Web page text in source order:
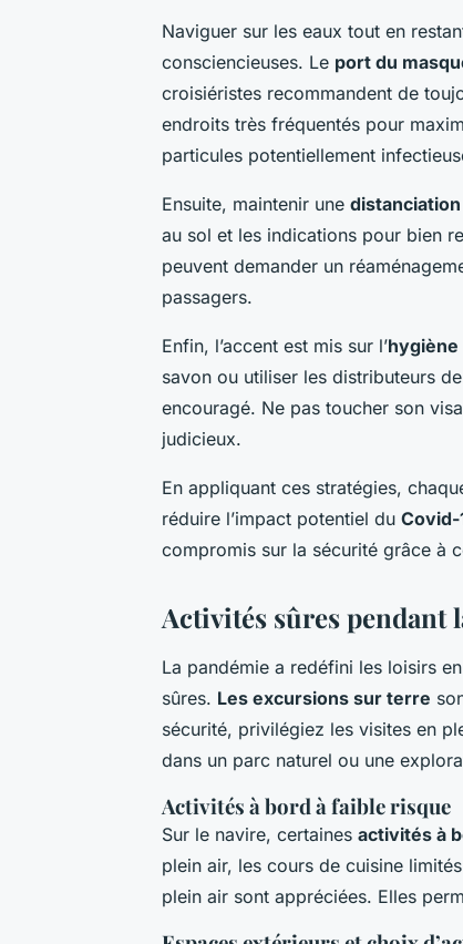
Naviguer sur les eaux tout en
consciencieuses. Le port du
croisiéristes recommandent de
endroits très fréquentés pour
particules potentiellement
Ensuite, maintenir une
au sol et les indications pour bien
peuvent demander un
passagers.
Enfin, l’accent est mis sur l’
savon ou utiliser les distributeurs
encouragé. Ne pas toucher son
judicieux.
En appliquant ces stratégies,
réduire l’impact potentiel du Covid-
compromis sur la sécurité grâce à
Activités sûres pendant
La pandémie a redéfini les loisirs
sûres. Les excursions sur terre
sécurité, privilégiez les visites en
dans un parc naturel ou une
Activités à bord à faible risque
Sur le navire, certaines activités à
plein air, les cours de cuisine
plein air sont appréciées. Elles